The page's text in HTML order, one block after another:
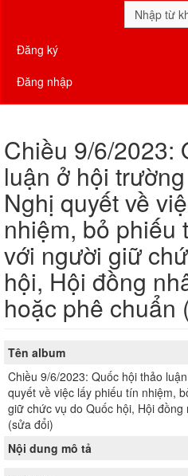
Đăng ký
Đăng nhập
Chiều 9/6/2023:
luận ở hội
Nghị quyết về
nhiệm, bỏ phiếu
với người giữ
hội, Hội đồng
hoặc phê chuẩn
Tên album
Chiều 9/6/2023: Quốc hội thảo
quyết về việc lấy phiếu tín nhiệm,
giữ chức vụ do Quốc hội, Hội
(sửa đổi)
Nội dung mô tả